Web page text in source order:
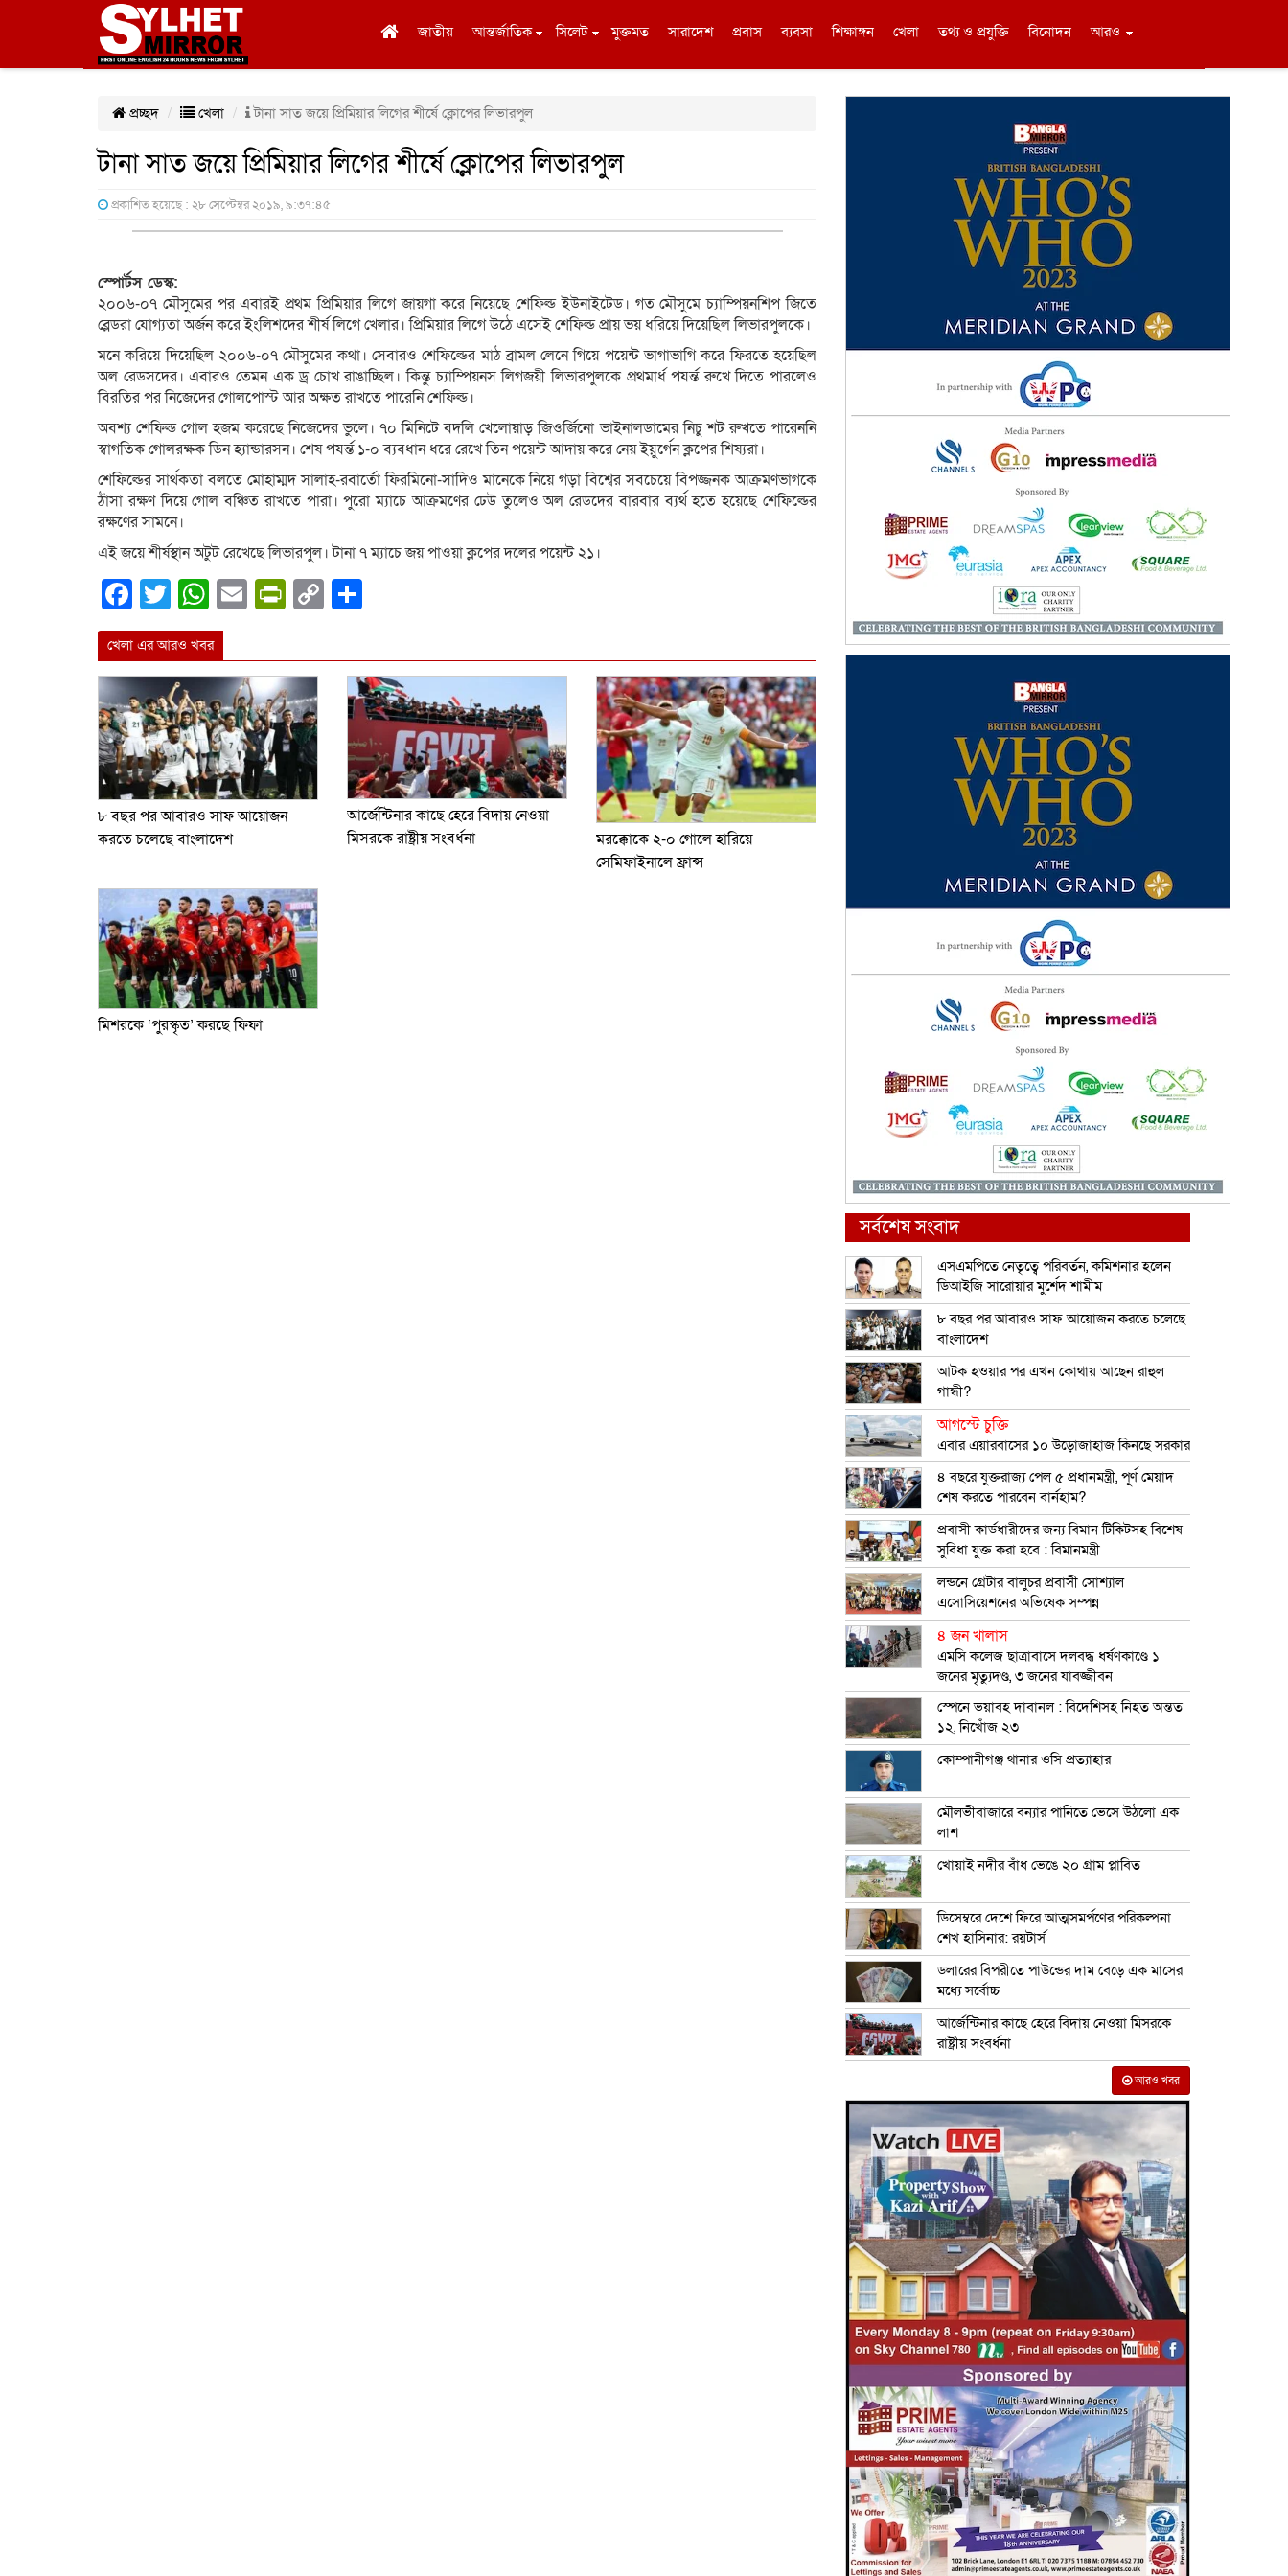
জাতীয় আন্তর্জাতিক সিলেট মুক্তমত সারাদেশ প্রবাস ব্যবসা শিক্ষাঙ্গন খেলা তথ্য ও প্রযুক্তি বিনোদন আরও
প্রচ্ছদ খেলা টানা সাত জয়ে প্রিমিয়ার লিগের শীর্ষে ক্লোপের লিভারপুল
টানা সাত জয়ে প্রিমিয়ার লিগের শীর্ষে ক্লোপের লিভারপুল
প্রকাশিত হয়েছে : ২৮ সেপ্টেম্বর ২০১৯, ৯:৩৭:৪৫
স্পোর্টস ডেস্ক:
২০০৬-০৭ মৌসুমের পর এবারই প্রথম প্রিমিয়ার লিগে জায়গা করে নিয়েছে শেফিল্ড ইউনাইটেড। গত মৌসুমে চ্যাম্পিয়নশিপ জিতে
ব্লেডরা যোগ্যতা অর্জন করে ইংলিশদের শীর্ষ লিগে খেলার। প্রিমিয়ার লিগে উঠে এসেই শেফিল্ড প্রায় ভয় ধরিয়ে দিয়েছিল লিভারপুলকে।
মনে করিয়ে দিয়েছিল ২০০৬-০৭ মৌসুমের কথা। সেবারও শেফিল্ডের মাঠ ব্রামল লেনে গিয়ে পয়েন্ট ভাগাভাগি করে ফিরতে হয়েছিল
অল রেডসদের। এবারও তেমন এক ড্র চোখ রাঙাচ্ছিল। কিন্তু চ্যাম্পিয়নস লিগজয়ী লিভারপুলকে প্রথমার্ধ পযর্ন্ত রুখে দিতে পারলেও
বিরতির পর নিজেদের গোলপোস্ট আর অক্ষত রাখতে পারেনি শেফিল্ড।
অবশ্য শেফিল্ড গোল হজম করেছে নিজেদের ভুলে। ৭০ মিনিটে বদলি খেলোয়াড় জিওর্জিনো ভাইনালডামের নিচু শট রুখতে পারেননি
স্বাগতিক গোলরক্ষক ডিন হ্যান্ডারসন। শেষ পযর্ন্ত ১-০ ব্যবধান ধরে রেখে তিন পয়েন্ট আদায় করে নেয় ইয়ুর্গেন ক্লপের শিষ্যরা।
শেফিল্ডের সার্থকতা বলতে মোহাম্মদ সালাহ-রবার্তো ফিরমিনো-সাদিও মানেকে নিয়ে গড়া বিশ্বের সবচেয়ে বিপজ্জনক আক্রমণভাগকে
ঠাঁসা রক্ষণ দিয়ে গোল বঞ্চিত রাখতে পারা। পুরো ম্যাচে আক্রমণের ঢেউ তুলেও অল রেডদের বারবার ব্যর্থ হতে হয়েছে শেফিল্ডের
রক্ষণের সামনে।
এই জয়ে শীর্ষস্থান অটুট রেখেছে লিভারপুল। টানা ৭ ম্যাচে জয় পাওয়া ক্লপের দলের পয়েন্ট ২১।
Facebook
Twitter
WhatsApp
EmailPrintFriendly
Copy
খেলা এর আরও খবর
৮ বছর পর আবারও সাফ আয়োজন
করতে চলেছে বাংলাদেশ
আর্জেন্টিনার কাছে হেরে বিদায় নেওয়া
মিসরকে রাষ্ট্রীয় সংবর্ধনা
মরক্কোকে ২-০ গোলে হারিয়ে
সেমিফাইনালে ফ্রান্স
মিশরকে ‘পুরস্কৃত’ করছে ফিফা
সর্বশেষ সংবাদ
এসএমপিতে নেতৃত্বে পরিবর্তন, কমিশনার হলেন
ডিআইজি সারোয়ার মুর্শেদ শামীম
৮ বছর পর আবারও সাফ আয়োজন করতে চলেছে
বাংলাদেশ
আটক হওয়ার পর এখন কোথায় আছেন রাহুল
গান্ধী?
আগস্টে চুক্তি
এবার এয়ারবাসের ১০ উড়োজাহাজ কিনছে সরকার
৪ বছরে যুক্তরাজ্য পেল ৫ প্রধানমন্ত্রী, পূর্ণ মেয়াদ
শেষ করতে পারবেন বার্নহাম?
প্রবাসী কার্ডধারীদের জন্য বিমান টিকিটসহ বিশেষ
সুবিধা যুক্ত করা হবে : বিমানমন্ত্রী
লন্ডনে গ্রেটার বালুচর প্রবাসী সোশ্যাল
এসোসিয়েশনের অভিষেক সম্পন্ন
৪ জন খালাস
এমসি কলেজ ছাত্রাবাসে দলবদ্ধ ধর্ষণকাণ্ডে ১
জনের মৃত্যুদণ্ড, ৩ জনের যাবজ্জীবন
স্পেনে ভয়াবহ দাবানল : বিদেশিসহ নিহত অন্তত
১২, নিখোঁজ ২৩
কোম্পানীগঞ্জ থানার ওসি প্রত্যাহার
মৌলভীবাজারে বন্যার পানিতে ভেসে উঠলো এক
লাশ
খোয়াই নদীর বাঁধ ভেঙে ২০ গ্রাম প্লাবিত
ডিসেম্বরে দেশে ফিরে আত্মসমর্পণের পরিকল্পনা
শেখ হাসিনার: রয়টার্স
ডলারের বিপরীতে পাউন্ডের দাম বেড়ে এক মাসের
মধ্যে সর্বোচ্চ
আর্জেন্টিনার কাছে হেরে বিদায় নেওয়া মিসরকে
রাষ্ট্রীয় সংবর্ধনা
আরও খবর